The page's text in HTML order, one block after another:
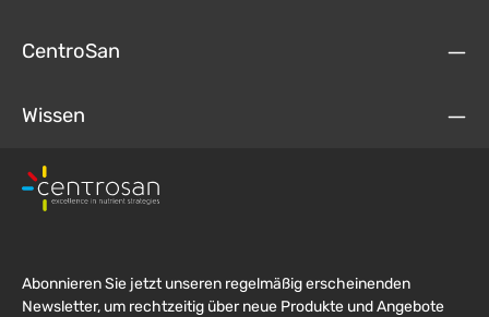
CentroSan
Wissen
Abonnieren Sie jetzt unseren regelmäßig erscheinenden
Newsletter, um rechtzeitig über neue Produkte und Angebote